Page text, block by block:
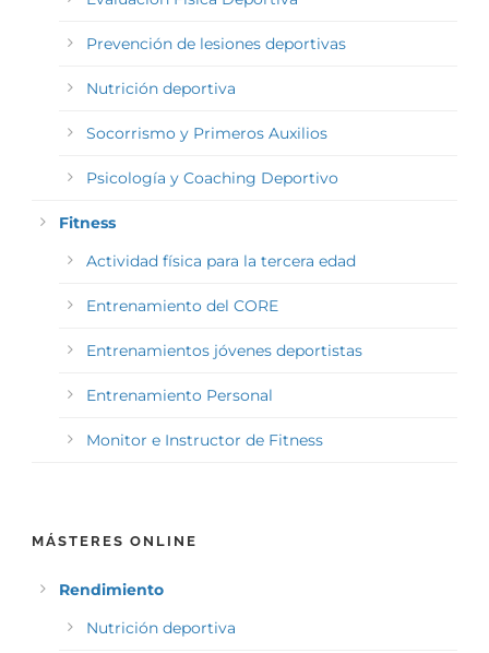
Prevención de lesiones deportivas
Nutrición deportiva
Socorrismo y Primeros Auxilios
Psicología y Coaching Deportivo
Fitness
Actividad física para la tercera edad
Entrenamiento del CORE
Entrenamientos jóvenes deportistas
Entrenamiento Personal
Monitor e Instructor de Fitness
MÁSTERES ONLINE
Rendimiento
Nutrición deportiva